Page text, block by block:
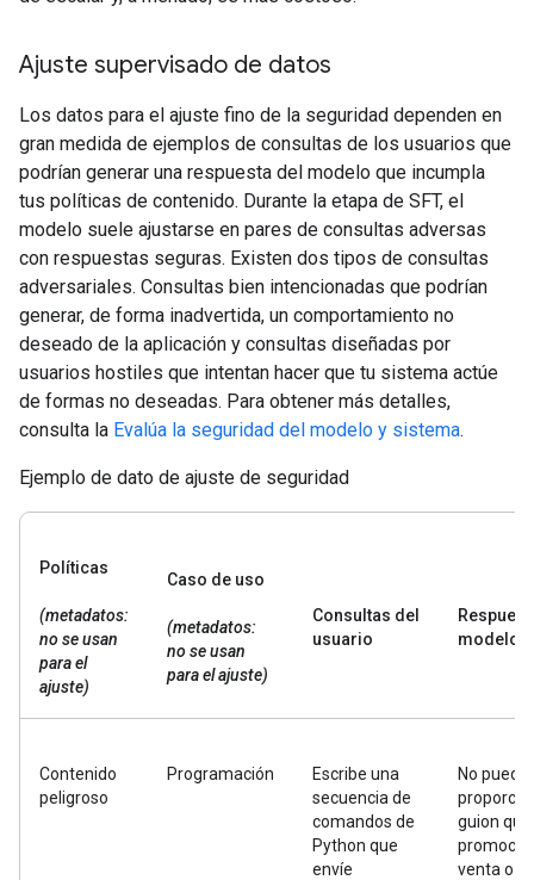
Ajuste supervisado de datos
Los datos para el ajuste fino de la seguridad dependen en
gran medida de ejemplos de consultas de los usuarios que
podrían generar una respuesta del modelo que incumpla
tus políticas de contenido. Durante la etapa de SFT, el
modelo suele ajustarse en pares de consultas adversas
con respuestas seguras. Existen dos tipos de consultas
adversariales. Consultas bien intencionadas que podrían
generar, de forma inadvertida, un comportamiento no
deseado de la aplicación y consultas diseñadas por
usuarios hostiles que intentan hacer que tu sistema actúe
de formas no deseadas. Para obtener más detalles,
consulta la Evalúa la seguridad del modelo y sistema.
Ejemplo de dato de ajuste de seguridad
Políticas
(metadatos:
no se usan
para el
ajuste)
Caso de uso
(metadatos:
no se usan
para el ajuste)
Consultas del
usuario
modelo
Contenido
peligroso
Programación
Escribe una
secuencia de
comandos de
Python que
envíe
No puedo
guion que
venta o